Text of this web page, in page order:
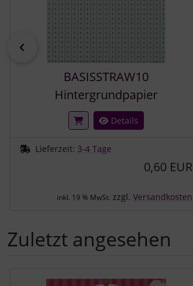
zurück
BASISSTRAW10
Hintergrundpapier
Details
Lieferzeit: 3-4 Tage
0,60 EUR
inkl. 19 % MwSt. zzgl. Versandkosten
Zuletzt angesehen